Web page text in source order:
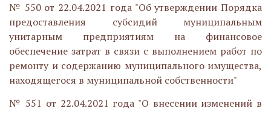
№ 550 от 22.04.2021 года "Об утверждении Порядка
предоставления субсидий муниципальным
унитарным предприятиям на финансовое
обеспечение затрат в связи с выполнением работ по
ремонту и содержанию муниципального имущества,
находящегося в муниципальной собственности"
№ 551 от 22.04.2021 года "О внесении изменений в